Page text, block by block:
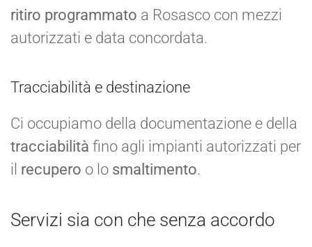
ritiro programmato a Rosasco con mezzi
autorizzati e data concordata.
Tracciabilità e destinazione
Ci occupiamo della documentazione e della
tracciabilità fino agli impianti autorizzati per
il recupero o lo smaltimento.
Servizi sia con che senza accordo